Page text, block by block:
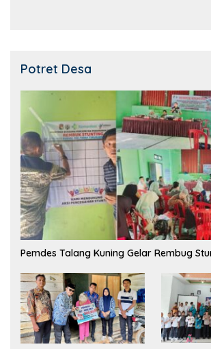
Potret Desa
Pemdes Talang Kuning Gelar Rembug